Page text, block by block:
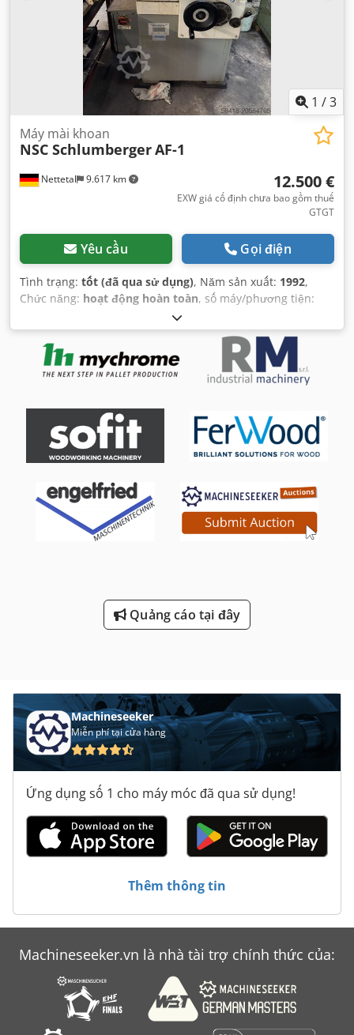
1 /3
Nettetal 9.617 km
Máy mài khoan
NSC SchlumbergerAF-1
12.500 €
EXW giá cố định chưa bao gồm thuế
GTGT
Yêu cầu Gọi điện
Tình trạng: tốt (đã qua sử dụng), Năm sản xuất: 1992,
Chức năng: hoạt động hoàn toàn, số máy/phương tiện:
, loại dòng điện đầu vào:ba pha
V, đường kính bánh mài:225 mm, tốc độ quay (phút):1.500
vòng/phút
, trọng lượng tổng cộng: 850 kg , yêu cầu về
chiều cao: 1.400 mm, yêu cầu không gian chiều dài: 1.230
, chiều rộng yêu cầu:850 mm , bề rộng bánh mài:50
Quảng cáo tại đây
Machineseeker
Miễn phí tại cửa hàng
Ứng dụng số 1 cho máy móc đã qua sử dụng!
Thêm thông tin
Machineseeker.vn là nhà tài trợ chính thức của: